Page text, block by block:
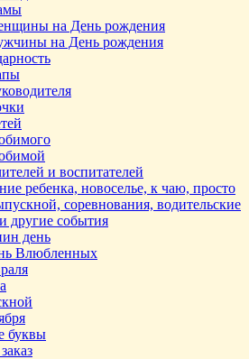
на День рождения
на День рождения
и воспитателей
ребенка, новоселье, к чаю, просто
соревнования, водительские
другие события
день
Влюбленных
буквы